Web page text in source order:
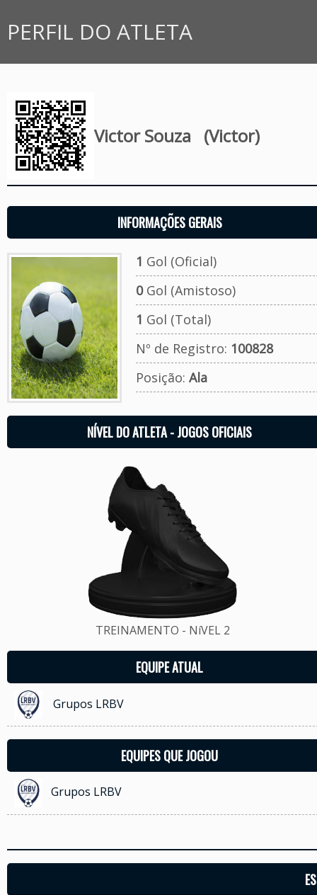
PERFIL DO ATLETA
Victor Souza (Victor)
INFORMAÇÕES GERAIS
1 Gol (Oficial)
0Gol (Amistoso)
1 Gol (Total)
Nº de Registro: 100828
Posição: Ala
NÍVEL DO ATLETA - JOGOS OFICIAIS
TREINAMENTO - NíVEL 2
EQUIPE ATUAL
Grupos LRBV
EQUIPES QUE JOGOU
Grupos LRBV